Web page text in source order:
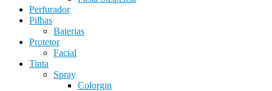
Perfurador
Pilhas
Baterias
Protetor
Facial
Tinta
Spray
Colorgin